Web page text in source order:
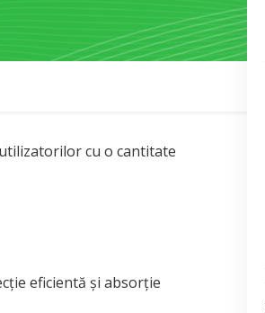
cu o cantitate
eficientă și absorție